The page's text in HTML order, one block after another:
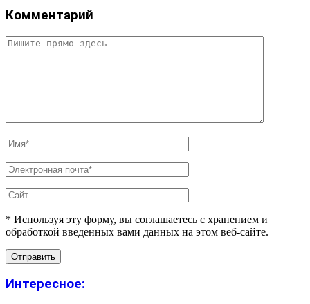
Комментарий
* Используя эту форму, вы соглашаетесь с хранением и
обработкой введенных вами данных на этом веб-сайте.
Интересное: